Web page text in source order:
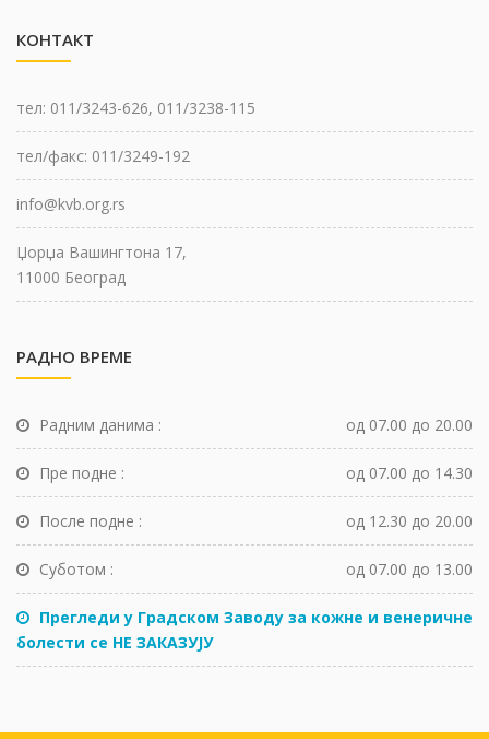
КОНТАКТ
тел: 011/3243-626, 011/3238-115
тел/факс: 011/3249-192
info@kvb.org.rs
Џорџа Вашингтона 17,
11000 Београд
РАДНО ВРЕМЕ
Радним данима : од 07.00 до 20.00
Пре подне : од 07.00 до 14.30
После подне : од 12.30 до 20.00
Суботом : од 07.00 до 13.00
Прегледи у Градском Заводу за кожне и венеричне
болести се НЕ ЗАКАЗУЈУ